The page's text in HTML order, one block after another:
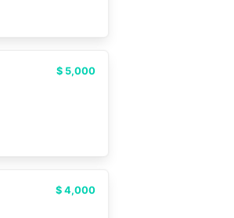
$ 5,000
$ 4,000